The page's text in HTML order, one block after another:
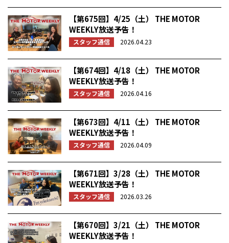
【第675回】4/25（土） THE MOTOR
WEEKLY放送予告！
スタッフ通信 2026.04.23
【第674回】4/18（土） THE MOTOR
WEEKLY放送予告！
スタッフ通信 2026.04.16
【第673回】4/11（土） THE MOTOR
WEEKLY放送予告！
スタッフ通信 2026.04.09
【第671回】3/28（土） THE MOTOR
WEEKLY放送予告！
スタッフ通信 2026.03.26
【第670回】3/21（土） THE MOTOR
WEEKLY放送予告！